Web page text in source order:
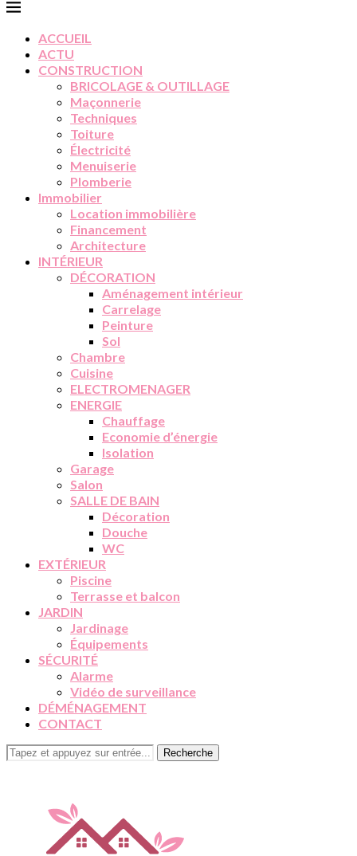
ACCUEIL
ACTU
CONSTRUCTION
BRICOLAGE & OUTILLAGE
Maçonnerie
Techniques
Toiture
Électricité
Menuiserie
Plomberie
Immobilier
Location immobilière
Financement
Architecture
INTÉRIEUR
DÉCORATION
Aménagement intérieur
Carrelage
Peinture
Sol
Chambre
Cuisine
ELECTROMENAGER
ENERGIE
Chauffage
Economie d’énergie
Isolation
Garage
Salon
SALLE DE BAIN
Décoration
Douche
WC
EXTÉRIEUR
Piscine
Terrasse et balcon
JARDIN
Jardinage
Équipements
SÉCURITÉ
Alarme
Vidéo de surveillance
DÉMÉNAGEMENT
CONTACT
Recherche